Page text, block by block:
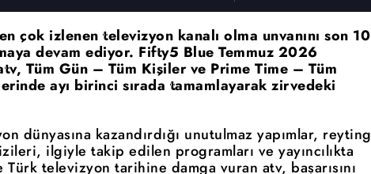
çok izlenen televizyon kanalı olma unvanını son 10
devam ediyor. Fifty5 Blue Temmuz 2026
Tüm Gün – Tüm Kişiler ve Prime Time – Tüm
ayı birinci sırada tamamlayarak zirvedeki
dünyasına kazandırdığı unutulmaz yapımlar, reyting
ilgiyle takip edilen programları ve yayıncılıkta
televizyon tarihine damga vuran atv, başarısını